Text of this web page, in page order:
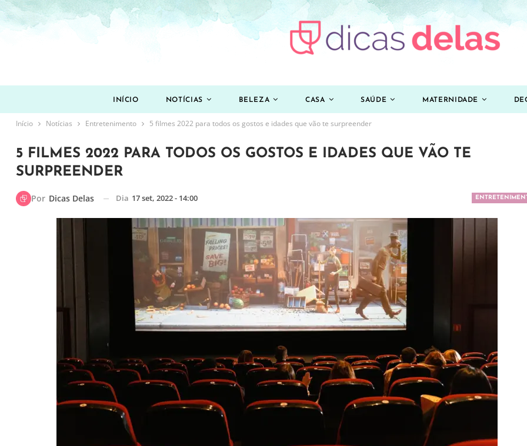
INÍCIO NOTÍCIAS BELEZA CASA SAÚDE MATERNIDADE
Início Notícias Entretenimento 5 filmes 2022 para todos os gostos e idades que vão te surpreender
5 FILMES 2022 PARA TODOS OS GOSTOS E IDADES QUE VÃO TE
SURPREENDER
Por Dicas Delas Dia 17 set, 2022 - 14:00